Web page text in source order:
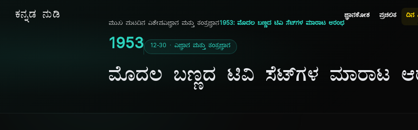
ಕನ್ನಡ ನುಡಿ ಜ್ಞಾನಕೋಶ ಪ್ರಚಲಿತ ದಿನ
ಮುಖ ಪುಟದಿನ ವಿಶೇಷವಿಜ್ಞಾನ ಮತ್ತು ತಂತ್ರಜ್ಞಾನ1953: ಮೊದಲ ಬಣ್ಣದ ಟಿವಿ ಸೆಟ್‌ಗಳ ಮಾರಾಟ ಆರಂಭ
1953 12-30 · ವಿಜ್ಞಾನ ಮತ್ತು ತಂತ್ರಜ್ಞಾನ
ಮೊದಲ ಬಣ್ಣದ ಟಿವಿ ಸೆಟ್‌ಗಳ ಮಾರಾಟ